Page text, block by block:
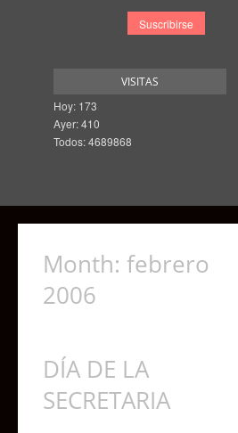
VISITAS
Hoy: 173
Ayer: 410
Todos: 4689868
Month: febrero
2006
DÍA DE LA
SECRETARIA